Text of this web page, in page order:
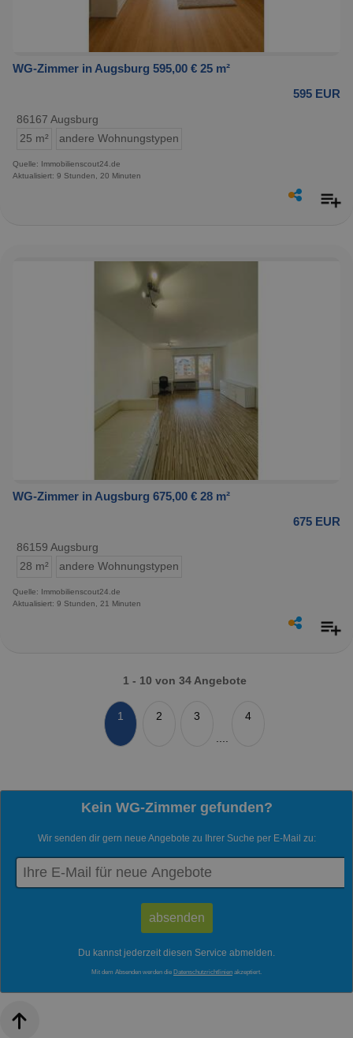
WG-Zimmer in Augsburg 595,00 € 25 m²
595 EUR
86167 Augsburg
25 m²
andere Wohnungstypen
Quelle: Immobilienscout24.de
Aktualisiert: 9 Stunden, 20 Minuten
WG-Zimmer in Augsburg 675,00 € 28 m²
675 EUR
86159 Augsburg
28 m²
andere Wohnungstypen
Quelle: Immobilienscout24.de
Aktualisiert: 9 Stunden, 21 Minuten
1 - 10 von 34 Angebote
1 2
3
4
Kein WG-Zimmer gefunden?
Wir senden dir gern neue Angebote zu Ihrer Suche per E-Mail zu:
Du kannst jederzeit diesen Service abmelden.
Mit dem Absenden werden die Datenschutzrichtlinien akzeptiert.